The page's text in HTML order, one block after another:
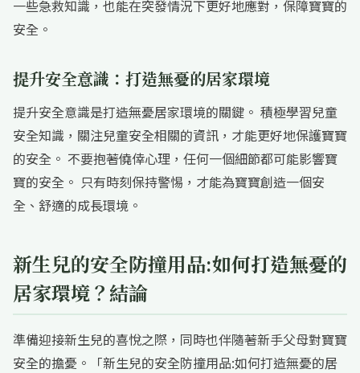
一些急救知識，也能在突發情況下更好地應對，保障寶寶的
安全。
提升安全意識：打造無憂的居家環境
提升安全意識是打造無憂居家環境的關鍵。 積極學習兒童
安全知識，關注兒童安全相關的資訊，才能更好地保護寶寶
的安全。 不要抱著僥倖心理，任何一個細節都可能影響寶
寶的安全。 只有時刻保持警惕，才能為寶寶創造一個安
全、舒適的成長環境。
新生兒的安全防撞用品:如何打造無憂的
居家環境？結論
準備迎接新生兒的喜悅之際，同時也伴隨著新手父母對寶寶
安全的擔憂。「新生兒的安全防撞用品:如何打造無憂的居